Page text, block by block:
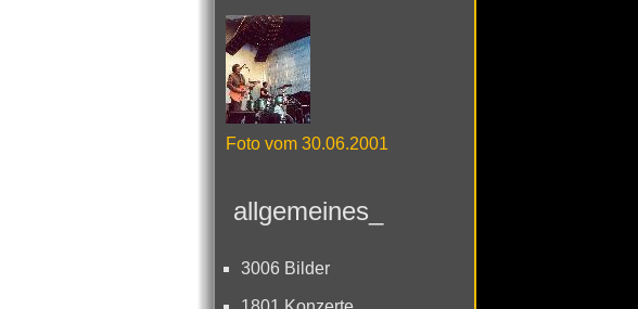
Foto vom 30.06.2001
allgemeines_
3006 Bilder